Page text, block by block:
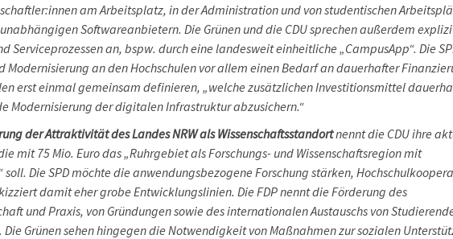
am Arbeitsplatz, in der Administration und von studentischen
Softwareanbietern. Die Grünen und die CDU sprechen außerdem
Serviceprozessen an, bspw. durch eine landesweit einheitliche „CampusApp“. Die
an den Hochschulen vor allem einen Bedarf an dauerhafter
erst einmal gemeinsam definieren, „welche zusätzlichen Investitionsmittel
Modernisierung der digitalen Infrastruktur abzusichern.“
derAttraktivität des Landes NRW als Wissenschaftsstandortnennt die CDU ihre
mit 75 Mio. Euro das „Ruhrgebiet als Forschungs- und Wissenschaftsregion mit
Die SPD möchte die anwendungsbezogene Forschung stärken,
damit eher grobe Entwicklungslinien. Die FDP nennt die Förderung des
und Praxis, von Gründungen sowie des internationalen Austauschs von
Die Grünen sehen hingegen die Notwendigkeit von Maßnahmen zur sozialen